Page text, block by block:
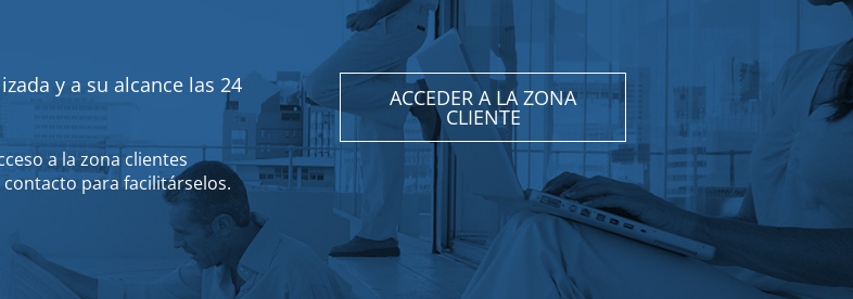
y a su alcance las 24
a la zona clientes
para facilitárselos.
ACCEDER A LA ZONA
CLIENTE